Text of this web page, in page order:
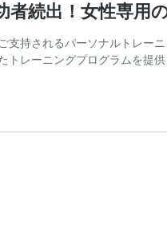
者続出！女性専用
支持されるパーソナルトレー
トレーニングプログラムを